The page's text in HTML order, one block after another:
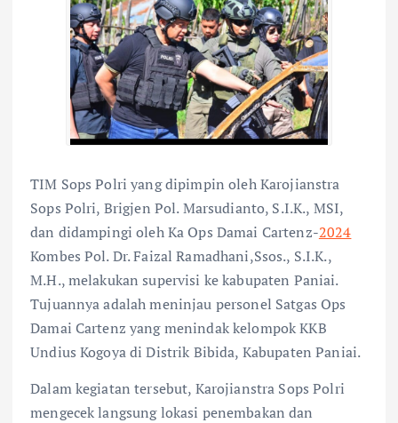
TIM Sops Polri yang dipimpin oleh Karojianstra
Sops Polri, Brigjen Pol. Marsudianto, S.I.K., MSI,
dan didampingi oleh Ka Ops Damai Cartenz-2024
Kombes Pol. Dr. Faizal Ramadhani,Ssos., S.I.K.,
M.H., melakukan supervisi ke kabupaten Paniai.
Tujuannya adalah meninjau personel Satgas Ops
Damai Cartenz yang menindak kelompok KKB
Undius Kogoya di Distrik Bibida, Kabupaten Paniai.
Dalam kegiatan tersebut, Karojianstra Sops Polri
mengecek langsung lokasi penembakan dan